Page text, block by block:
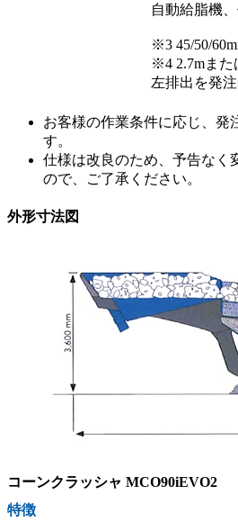
自動給脂機
※3 45/50/
※4 2.7mまた
左排出を発
お客様の作業条件に応じ、発
す。
仕様は改良のため、予告なく
ので、ご了承ください。
外形寸法図
コーンクラッシャ MCO90iEVO2
特徴